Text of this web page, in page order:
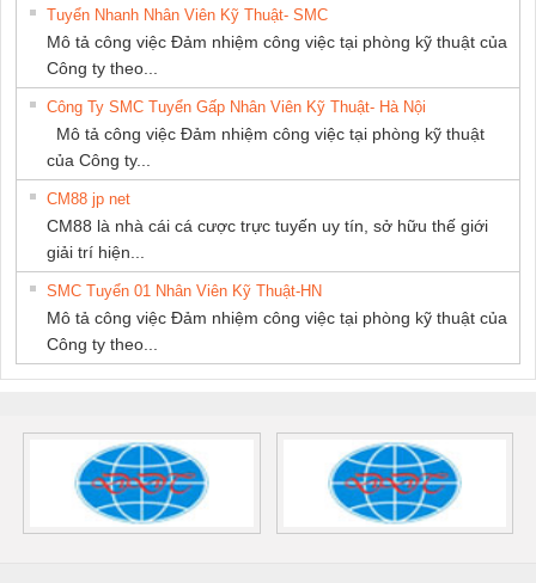
Tuyển Nhanh Nhân Viên Kỹ Thuật- SMC
Mô tả công việc Đảm nhiệm công việc tại phòng kỹ thuật của
Công ty theo...
Công Ty SMC Tuyển Gấp Nhân Viên Kỹ Thuật- Hà Nội
Mô tả công việc Đảm nhiệm công việc tại phòng kỹ thuật
của Công ty...
CM88 jp net
CM88 là nhà cái cá cược trực tuyến uy tín, sở hữu thế giới
giải trí hiện...
SMC Tuyển 01 Nhân Viên Kỹ Thuật-HN
Mô tả công việc Đảm nhiệm công việc tại phòng kỹ thuật của
Công ty theo...